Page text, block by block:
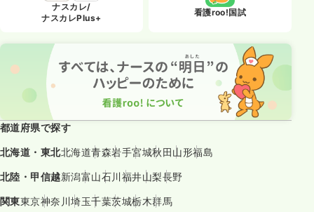
ナスカレ/
ナスカレPlus+
看護roo!国試
都道府県で探す
北海道・東北北海道青森岩手宮城秋田山形福島
北陸・甲信越新潟富山石川福井山梨長野
関東東京神奈川埼玉千葉茨城栃木群馬